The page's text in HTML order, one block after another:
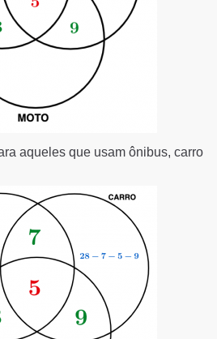
aqueles que usam ônibus, carro